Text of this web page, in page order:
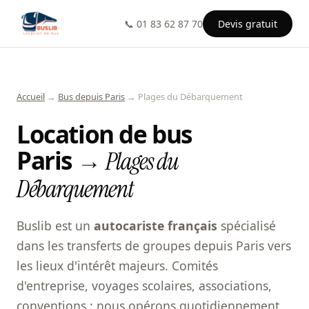
📞 01 83 62 87 70 Devis gratuit
Accueil → Bus depuis Paris → Plages du Débarquement
Location de bus
Paris →Plages du
Débarquement
Buslib est un autocariste français spécialisé
dans les transferts de groupes depuis Paris vers
les lieux d'intérêt majeurs. Comités
d'entreprise, voyages scolaires, associations,
conventions : nous opérons quotidiennement